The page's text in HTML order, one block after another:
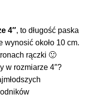
4″, to długość paska
wynosić około 10 cm.
rączki 🙂
w rozmiarze 4″?